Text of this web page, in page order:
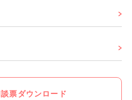
票ダウンロード